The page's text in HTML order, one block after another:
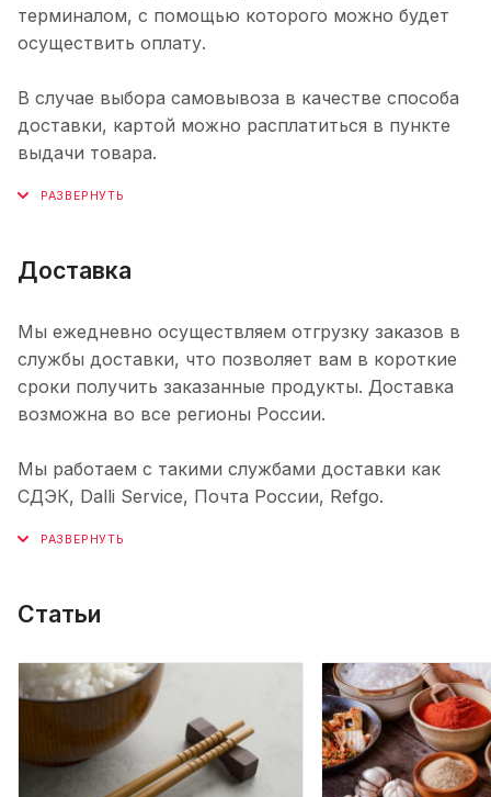
терминалом, с помощью которого можно будет
осуществить оплату.
В случае выбора самовывоза в качестве способа
доставки, картой можно расплатиться в пункте
выдачи товара.
Доставка
Мы ежедневно осуществляем отгрузку заказов в
службы доставки, что позволяет вам в короткие
сроки получить заказанные продукты. Доставка
возможна во все регионы России.
Мы работаем с такими службами доставки как
СДЭК, Dalli Service, Почта России, Refgo.
Статьи